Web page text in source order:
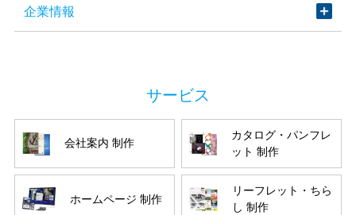
企業情報
会社案内 制作
カタログ・パンフレ
ット 制作
ホームページ 制作
リーフレット・ちら
し 制作